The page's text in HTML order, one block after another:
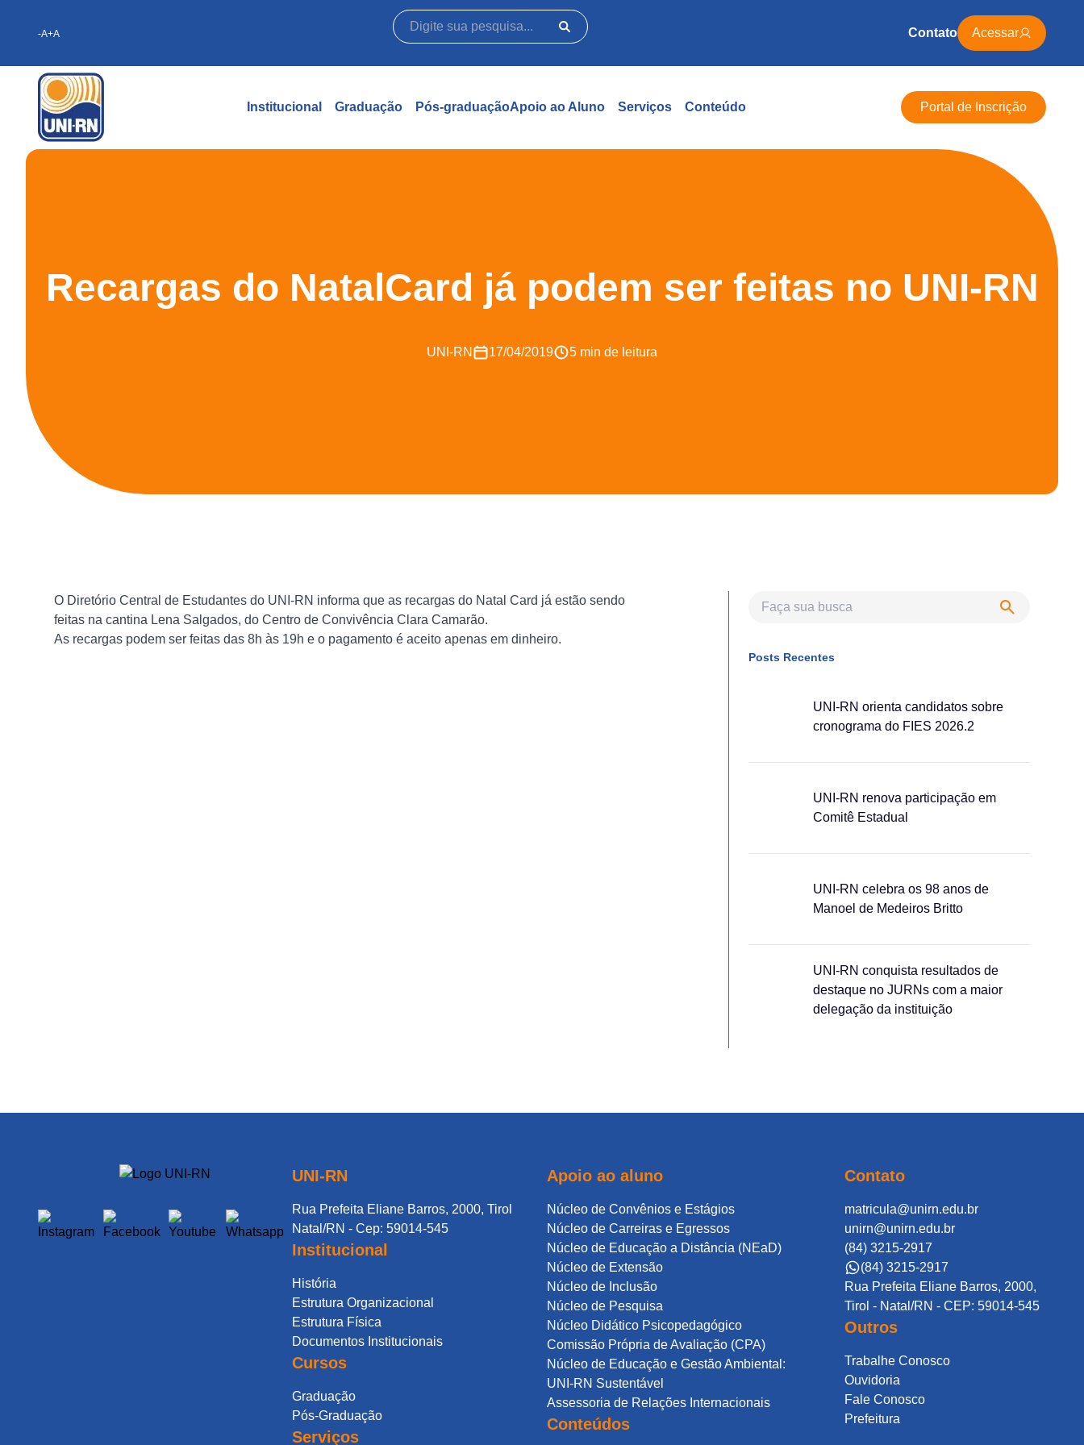
-A+A Contato Acessar
Institucional Graduação Pós-graduaçãoApoio ao Aluno Serviços Conteúdo Portal de Inscrição
Recargas do NatalCard já podem ser feitas no UNI-RN
UNI-RN 17/04/2019 5 min de leitura
O Diretório Central de Estudantes do UNI-RN informa que as recargas do Natal Card já estão sendo
feitas na cantina Lena Salgados, do Centro de Convivência Clara Camarão.
As recargas podem ser feitas das 8h às 19h e o pagamento é aceito apenas em dinheiro.
Posts Recentes
UNI-RN orienta candidatos sobre
cronograma do FIES 2026.2
UNI-RN renova participação em
Comitê Estadual
UNI-RN celebra os 98 anos de
Manoel de Medeiros Britto
UNI-RN conquista resultados de
destaque no JURNs com a maior
delegação da instituição
UNI-RN
Rua Prefeita Eliane Barros, 2000, Tirol
Natal/RN - Cep: 59014-545
Institucional
História
Estrutura Organizacional
Estrutura Física
Documentos Institucionais
Cursos
Graduação
Pós-Graduação
Serviços
Apoio ao aluno
Núcleo de Convênios e Estágios
Núcleo de Carreiras e Egressos
Núcleo de Educação a Distância (NEaD)
Núcleo de Extensão
Núcleo de Inclusão
Núcleo de Pesquisa
Núcleo Didático Psicopedagógico
Comissão Própria de Avaliação (CPA)
Núcleo de Educação e Gestão Ambiental:
UNI-RN Sustentável
Assessoria de Relações Internacionais
Conteúdos
Contato
matricula@unirn.edu.br
unirn@unirn.edu.br
(84) 3215-2917
(84) 3215-2917
Rua Prefeita Eliane Barros, 2000,
Tirol - Natal/RN - CEP: 59014-545
Outros
Trabalhe Conosco
Ouvidoria
Fale Conosco
Prefeitura